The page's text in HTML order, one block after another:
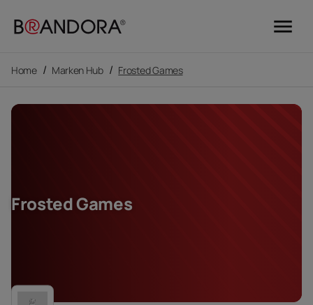
menu
Home / Marken Hub / Frosted Games
Frosted Games